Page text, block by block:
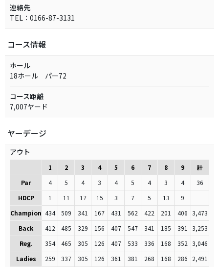
連絡先
TEL：0166-87-3131
コース情報
ホール
18ホール パー72
コース距離
7,007ヤード
ヤーデージ
アウト
1 2 3 4 5 6 7 8 9
計
Par
4 5 4 3 4 5 4 3 4
36
HDCP
1 11 17 15 3 7 5 13
9
Champion 434 509 341 167 431 562 422 201 406 3,473
Back
412 485 329 156 407 547 341 185 391
3,253
Reg.
354 465 305 126 407 533 336 168 352 3,046
Ladies
259 337 305 126 361 381 268 168 286
2,491